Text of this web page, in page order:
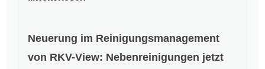
Neuerung im Reinigungsmanagement
von RKV-View: Nebenreinigungen jetzt